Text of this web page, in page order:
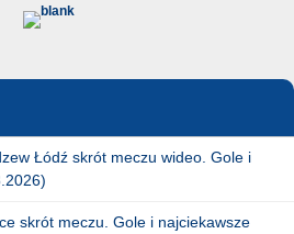
Łódź skrót meczu wideo. Gole i
skrót meczu. Gole i najciekawsze